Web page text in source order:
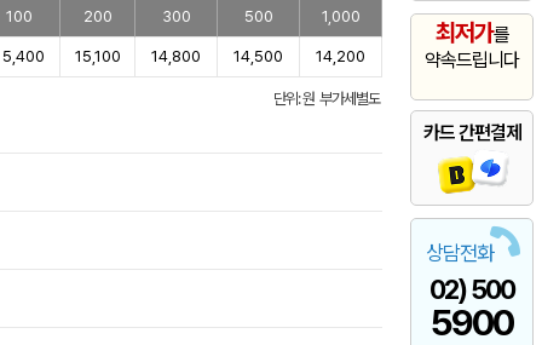
최저가를
약속드립니다
카드 간편결제
상담전화
02) 500
5900
100 200 300 500 1,000
15,100 14,800 14,500 14,200
단위: 원 부가세별도